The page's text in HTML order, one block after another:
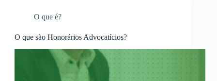
O que é?
O que são Honorários Advocatícios?